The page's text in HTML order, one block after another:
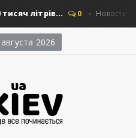
літрів... 0 Новости Киева
2026